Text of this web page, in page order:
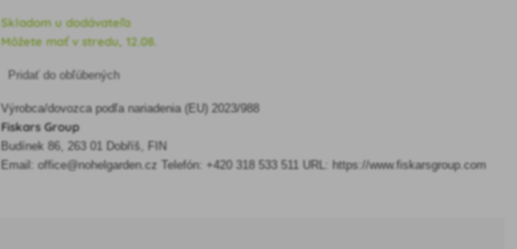
Skladom u dodávateľa
Môžete mať v stredu, 12.08.
Pridať do obľúbených
Výrobca/dovozca podľa nariadenia (EU) 2023/988
Fiskars Group
Budínek 86, 263 01 Dobříš, FIN
Email: office@nohelgarden.cz Telefón: +420 318 533 511 URL: https://www.fiskarsgroup.com